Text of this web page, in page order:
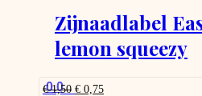
Zijnaadlabel
lemon squeezy
0.0
€1,50 Oorspronkelijke
€ 0,75Huidige